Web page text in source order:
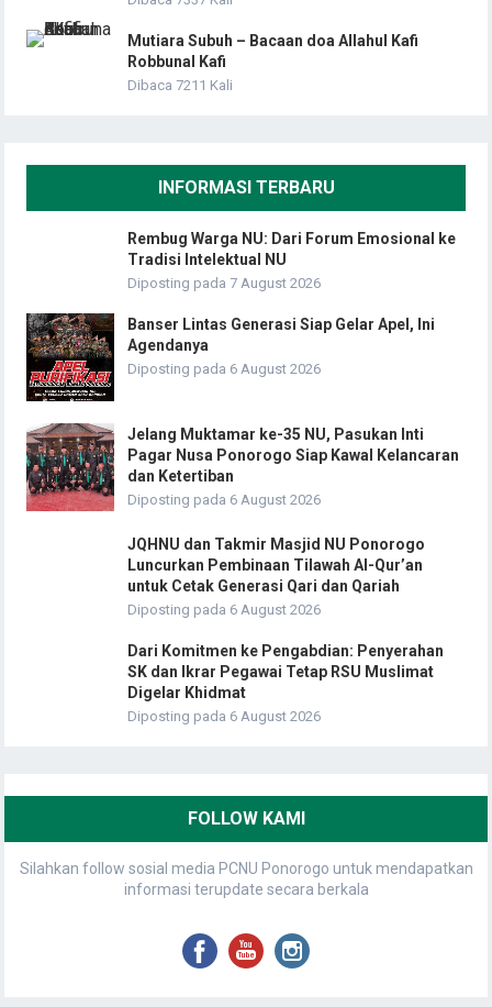
Mutiara Subuh – Bacaan doa Allahul Kafi
Robbunal Kafi
Dibaca 7211 Kali
INFORMASI TERBARU
Rembug Warga NU: Dari Forum Emosional ke
Tradisi Intelektual NU
Diposting pada 7 August 2026
Banser Lintas Generasi Siap Gelar Apel, Ini
Agendanya
Diposting pada 6 August 2026
Jelang Muktamar ke-35 NU, Pasukan Inti
Pagar Nusa Ponorogo Siap Kawal Kelancaran
dan Ketertiban
Diposting pada 6 August 2026
JQHNU dan Takmir Masjid NU Ponorogo
Luncurkan Pembinaan Tilawah Al-Qur’an
untuk Cetak Generasi Qari dan Qariah
Diposting pada 6 August 2026
Dari Komitmen ke Pengabdian: Penyerahan
SK dan Ikrar Pegawai Tetap RSU Muslimat
Digelar Khidmat
Diposting pada 6 August 2026
FOLLOW KAMI
Silahkan follow sosial media PCNU Ponorogo untuk mendapatkan
informasi terupdate secara berkala